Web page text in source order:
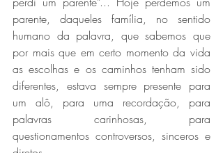
parente, daqueles família, no sentido
humano da palavra, que sabemos que
por mais que em certo momento da vida
as escolhas e os caminhos tenham sido
diferentes, estava sempre presente para
um alô, para uma recordação, para
palavras carinhosas, para
questionamentos controversos, sinceros e